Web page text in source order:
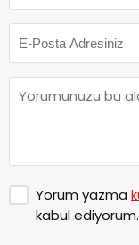
Yorum yazma
kabul ediyorum.